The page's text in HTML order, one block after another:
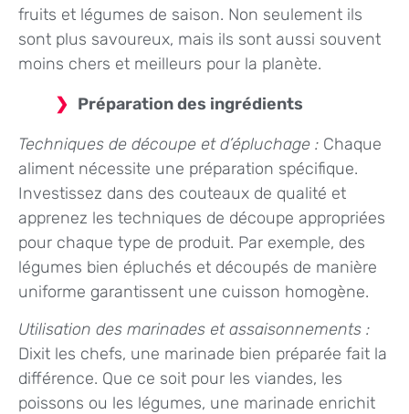
fruits et légumes de saison. Non seulement ils
sont plus savoureux, mais ils sont aussi souvent
moins chers et meilleurs pour la planète.
Préparation des ingrédients
Techniques de découpe et d’épluchage : Chaque
aliment nécessite une préparation spécifique.
Investissez dans des couteaux de qualité et
apprenez les techniques de découpe appropriées
pour chaque type de produit. Par exemple, des
légumes bien épluchés et découpés de manière
uniforme garantissent une cuisson homogène.
Utilisation des marinades et assaisonnements :
Dixit les chefs, une marinade bien préparée fait la
différence. Que ce soit pour les viandes, les
poissons ou les légumes, une marinade enrichit